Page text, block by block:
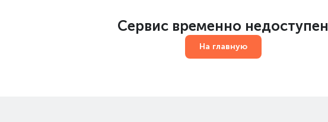
Сервис временно недоступен
На главную